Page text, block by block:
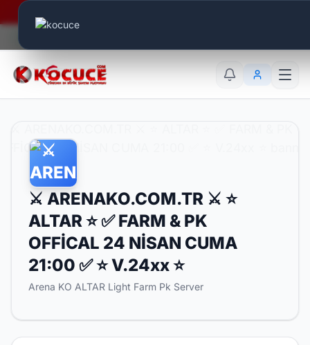
⚔️ ARENAKO.COM.TR ⚔️ ⭐
ALTAR ⭐ ✅ FARM & PK
OFFİCAL 24 NİSAN CUMA
21:00 ✅ ⭐ V.24xx ⭐
Arena KO ALTAR Light Farm Pk Server